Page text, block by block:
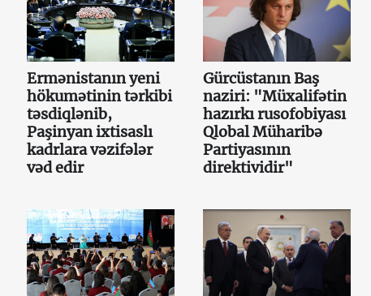
Ermənistanın yeni
hökumətinin tərkibi
təsdiqlənib,
Paşinyan ixtisaslı
kadrlara vəzifələr
vəd edir
Gürcüstanın Baş
naziri: "Müxalifətin
hazırkı rusofobiyası
Qlobal Müharibə
Partiyasının
direktividir"